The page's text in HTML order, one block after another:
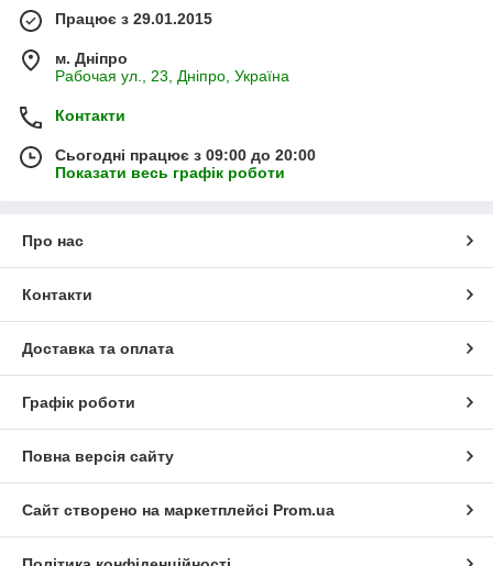
Працює з 29.01.2015
м. Дніпро
Рабочая ул., 23, Дніпро, Україна
Контакти
Сьогодні працює з 09:00 до 20:00
Показати весь графік роботи
Про нас
Контакти
Доставка та оплата
Графік роботи
Повна версія сайту
Сайт створено на маркетплейсі Prom.ua